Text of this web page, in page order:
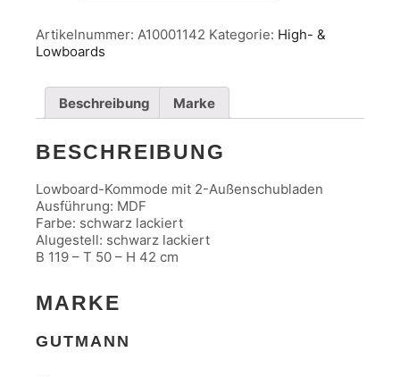
MDF
in
schwarz
lackiert
Menge
Artikelnummer: A10001142 Kategorie: High- &
Lowboards
Beschreibung Marke
BESCHREIBUNG
Lowboard-Kommode mit 2-Außenschubladen
Ausführung: MDF
Farbe: schwarz lackiert
Alugestell: schwarz lackiert
B 119 – T 50 – H 42 cm
MARKE
GUTMANN